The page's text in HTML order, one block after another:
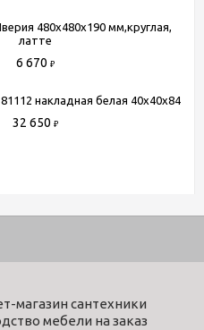
480x480x190 мм,круглая,
латте
6 670 ₽
накладная белая 40x40x84
32 650 ₽
магазин сантехники
мебели на заказ